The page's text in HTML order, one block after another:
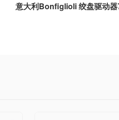
意大利Bonfiglioli 绞盘驱动